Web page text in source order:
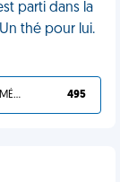
parti dans la
thé pour lui.
TU L'AS BIEN MÉRITÉ 495